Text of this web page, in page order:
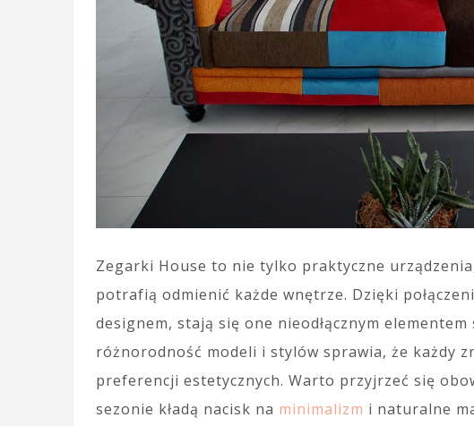
Zegarki House to nie tylko praktyczne
potrafią odmienić każde wnętrze. Dzięki
designem, stają się one nieodłącznym elementem
różnorodność modeli i stylów sprawia, że każdy
preferencji estetycznych. Warto przyjrzeć się
sezonie kładą nacisk na minimalizm i naturalne